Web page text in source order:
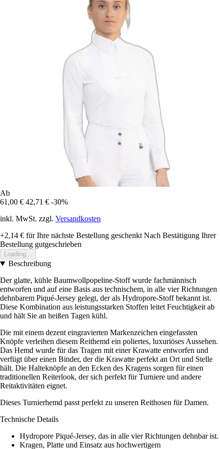
Ab
61,00 € 42,71 € -30%
inkl. MwSt. zzgl. Versandkosten
+2,14 € für Ihre nächste Bestellung geschenkt Nach Bestätigung Ihrer
Bestellung gutgeschrieben
Loading...
Beschreibung
Der glatte, kühle Baumwollpopeline-Stoff wurde fachmännisch
entworfen und auf eine Basis aus technischem, in alle vier Richtungen
dehnbarem Piqué-Jersey gelegt, der als Hydropore-Stoff bekannt ist.
Diese Kombination aus leistungsstarken Stoffen leitet Feuchtigkeit ab
und hält Sie an heißen Tagen kühl.
Die mit einem dezent eingravierten Markenzeichen eingefassten
Knöpfe verleihen diesem Reithemd ein poliertes, luxuriöses Aussehen.
Das Hemd wurde für das Tragen mit einer Krawatte entworfen und
verfügt über einen Binder, der die Krawatte perfekt an Ort und Stelle
hält. Die Halteknöpfe an den Ecken des Kragens sorgen für einen
traditionellen Reiterlook, der sich perfekt für Turniere und andere
Reitaktivitäten eignet.
Dieses Turnierhemd passt perfekt zu unseren Reithosen für Damen.
Technische Details
Hydropore Piqué-Jersey, das in alle vier Richtungen dehnbar ist.
Kragen, Platte und Einsatz aus hochwertigem